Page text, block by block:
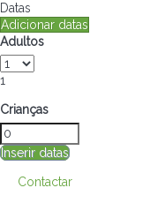
Datas
Adicionar datas
Adultos
1
Crianças
Inserir datas
Contactar